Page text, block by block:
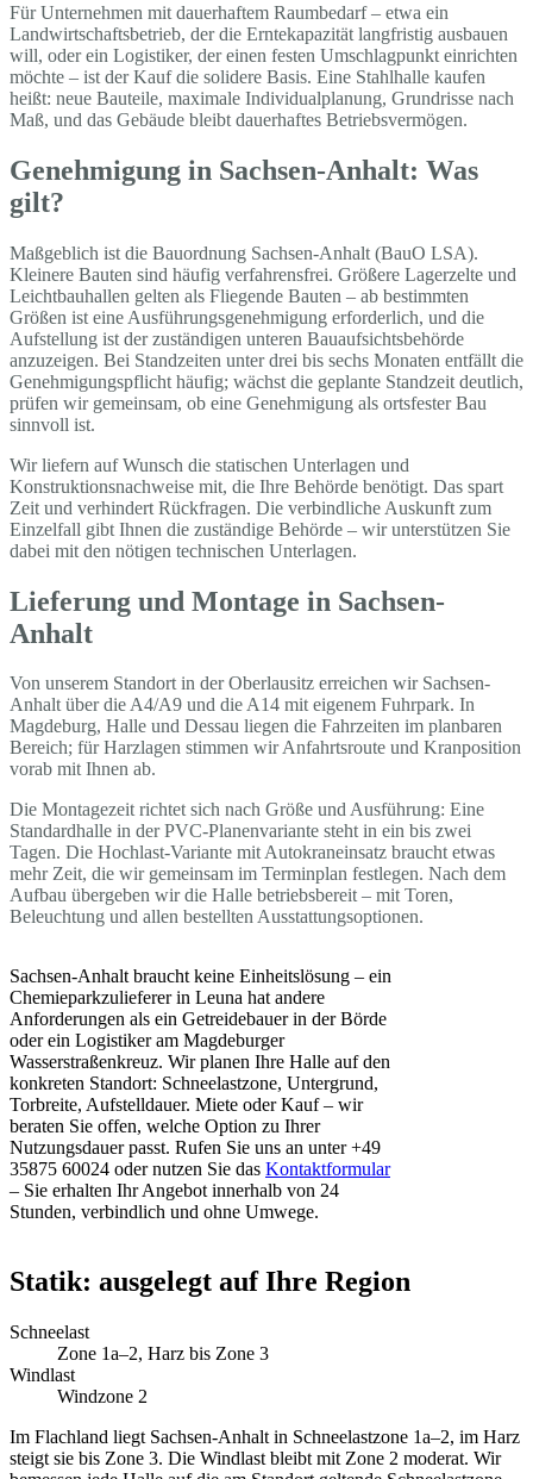
Für Unternehmen mit dauerhaftem Raumbedarf – etwa ein
Landwirtschaftsbetrieb, der die Erntekapazität langfristig ausbauen
will, oder ein Logistiker, der einen festen Umschlagpunkt einrichten
möchte – ist der Kauf die solidere Basis. Eine Stahlhalle kaufen
heißt: neue Bauteile, maximale Individualplanung, Grundrisse nach
Maß, und das Gebäude bleibt dauerhaftes Betriebsvermögen.
Genehmigung in Sachsen-Anhalt: Was
gilt?
Maßgeblich ist die Bauordnung Sachsen-Anhalt (BauO LSA).
Kleinere Bauten sind häufig verfahrensfrei. Größere Lagerzelte und
Leichtbauhallen gelten als Fliegende Bauten – ab bestimmten
Größen ist eine Ausführungsgenehmigung erforderlich, und die
Aufstellung ist der zuständigen unteren Bauaufsichtsbehörde
anzuzeigen. Bei Standzeiten unter drei bis sechs Monaten entfällt die
Genehmigungspflicht häufig; wächst die geplante Standzeit deutlich,
prüfen wir gemeinsam, ob eine Genehmigung als ortsfester Bau
sinnvoll ist.
Wir liefern auf Wunsch die statischen Unterlagen und
Konstruktionsnachweise mit, die Ihre Behörde benötigt. Das spart
Zeit und verhindert Rückfragen. Die verbindliche Auskunft zum
Einzelfall gibt Ihnen die zuständige Behörde – wir unterstützen Sie
dabei mit den nötigen technischen Unterlagen.
Lieferung und Montage in Sachsen-
Anhalt
Von unserem Standort in der Oberlausitz erreichen wir Sachsen-
Anhalt über die A4/A9 und die A14 mit eigenem Fuhrpark. In
Magdeburg, Halle und Dessau liegen die Fahrzeiten im planbaren
Bereich; für Harzlagen stimmen wir Anfahrtsroute und Kranposition
vorab mit Ihnen ab.
Die Montagezeit richtet sich nach Größe und Ausführung: Eine
Standardhalle in der PVC-Planenvariante steht in ein bis zwei
Tagen. Die Hochlast-Variante mit Autokraneinsatz braucht etwas
mehr Zeit, die wir gemeinsam im Terminplan festlegen. Nach dem
Aufbau übergeben wir die Halle betriebsbereit – mit Toren,
Beleuchtung und allen bestellten Ausstattungsoptionen.
Sachsen-Anhalt braucht keine Einheitslösung – ein
Chemieparkzulieferer in Leuna hat andere
Anforderungen als ein Getreidebauer in der Börde
oder ein Logistiker am Magdeburger
Wasserstraßenkreuz. Wir planen Ihre Halle auf den
konkreten Standort: Schneelastzone, Untergrund,
Torbreite, Aufstelldauer. Miete oder Kauf – wir
beraten Sie offen, welche Option zu Ihrer
Nutzungsdauer passt. Rufen Sie uns an unter +49
35875 60024 oder nutzen Sie das Kontaktformular
– Sie erhalten Ihr Angebot innerhalb von 24
Stunden, verbindlich und ohne Umwege.
Statik: ausgelegt auf Ihre Region
Schneelast
Zone 1a–2, Harz bis Zone 3
Windlast
Windzone 2
Im Flachland liegt Sachsen-Anhalt in Schneelastzone 1a–2, im Harz
steigt sie bis Zone 3. Die Windlast bleibt mit Zone 2 moderat. Wir